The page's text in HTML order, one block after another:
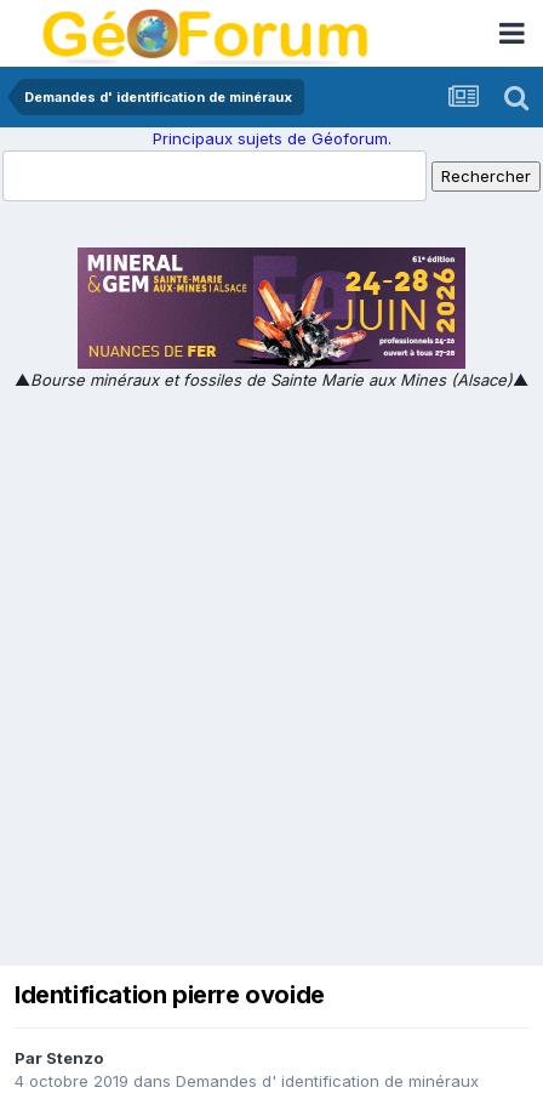
Demandes d' identification de minéraux
Principaux sujets de Géoforum.
▲Bourse minéraux et fossiles de Sainte Marie aux Mines (Alsace)▲
Identification pierre ovoide
Par Stenzo
4 octobre 2019 dans Demandes d' identification de minéraux